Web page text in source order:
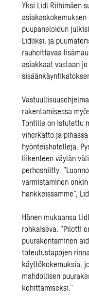
Yksi Lidl Riihimäen
puupaneloidun
Lidliksi, ja
rauhoittavaa
asiakkaat vastaan
rakentamisessa
Tontille on istutettu
viherkatto ja
hyönteishotelleja.
liikenteen väylän
perhosniitty.
varmistaminen
hankkeissamme”,
Hänen mukaansa
rohkaiseva. ”Pilotti
puurakentaminen
toteutustapojen
käyttökokemuksia,
mahdollisen
kehittämiseksi.”